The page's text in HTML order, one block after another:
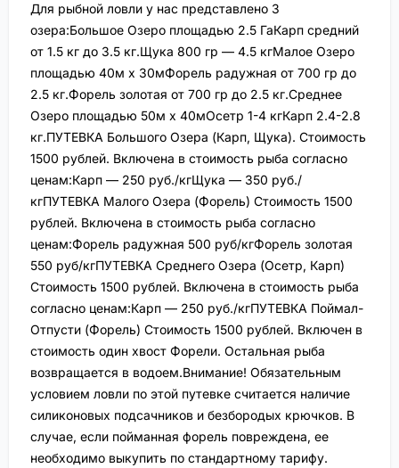
Для рыбной ловли у нас представлено 3
озера:Большое Озеро площадью 2.5 ГаКарп средний
от 1.5 кг до 3.5 кг.Щука 800 гр — 4.5 кгМалое Озеро
площадью 40м х 30мФорель радужная от 700 гр до
2.5 кг.Форель золотая от 700 гр до 2.5 кг.Среднее
Озеро площадью 50м х 40мОсетр 1-4 кгКарп 2.4-2.8
кг.ПУТЕВКА Большого Озера (Карп, Щука). Стоимость
1500 рублей. Включена в стоимость рыба согласно
ценам:Карп — 250 руб./кгЩука — 350 руб./
кгПУТЕВКА Малого Озера (Форель) Стоимость 1500
рублей. Включена в стоимость рыба согласно
ценам:Форель радужная 500 руб/кгФорель золотая
550 руб/кгПУТЕВКА Среднего Озера (Осетр, Карп)
Стоимость 1500 рублей. Включена в стоимость рыба
согласно ценам:Карп — 250 руб./кгПУТЕВКА Поймал-
Отпусти (Форель) Стоимость 1500 рублей. Включен в
стоимость один хвост Форели. Остальная рыба
возвращается в водоем.Внимание! Обязательным
условием ловли по этой путевке считается наличие
силиконовых подсачников и безбородых крючков. В
случае, если пойманная форель повреждена, ее
необходимо выкупить по стандартному тарифу.